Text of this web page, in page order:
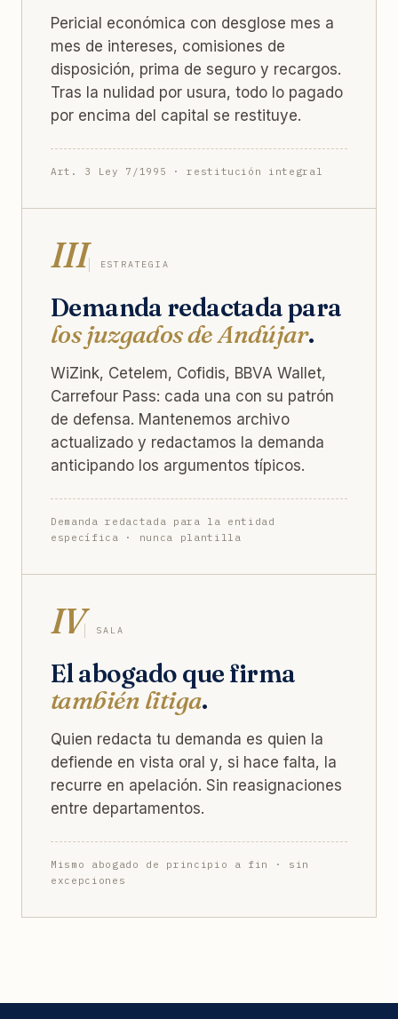
Pericial económica con desglose mes a
mes de intereses, comisiones de
disposición, prima de seguro y recargos.
Tras la nulidad por usura, todo lo pagado
por encima del capital se restituye.
Art. 3 Ley 7/1995 · restitución integral
III ESTRATEGIA
Demanda redactada para
los juzgados de Andújar.
WiZink, Cetelem, Cofidis, BBVA Wallet,
Carrefour Pass: cada una con su patrón
de defensa. Mantenemos archivo
actualizado y redactamos la demanda
anticipando los argumentos típicos.
Demanda redactada para la entidad
específica · nunca plantilla
IV SALA
El abogado que firma
también litiga.
Quien redacta tu demanda es quien la
defiende en vista oral y, si hace falta, la
recurre en apelación. Sin reasignaciones
entre departamentos.
Mismo abogado de principio a fin · sin
excepciones